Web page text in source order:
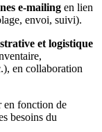
e-mailing en lien
envoi, suivi).
et logistique
en collaboration
en fonction de
besoins du